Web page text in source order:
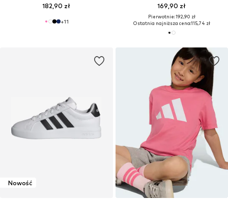
182,90 zł
+11
169,90 zł
Pierwotnie: 192,90 zł
Ostatnia najniższa cena:115,74 zł
Nowość